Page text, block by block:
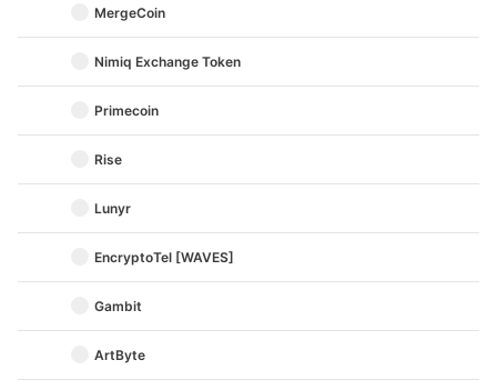
MergeCoin
Nimiq Exchange Token
Primecoin
Rise
Lunyr
EncryptoTel [WAVES]
Gambit
ArtByte